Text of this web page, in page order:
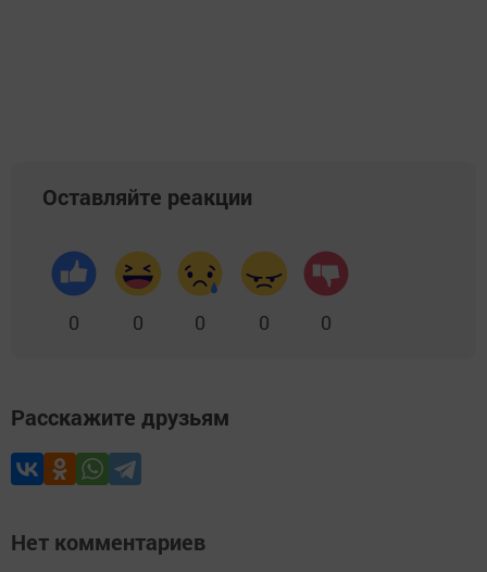
Оставляйте реакции
0 0 0 0 0
Расскажите друзьям
Нет комментариев